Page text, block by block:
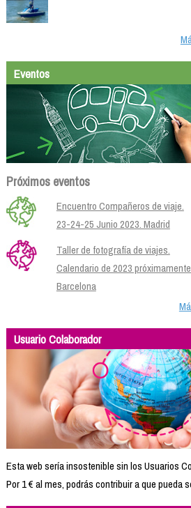
Eventos
Próximos eventos
Encuentro Compañeros de viaje.
23-24-25 Junio 2023. Madrid
Taller de fotografía de viajes.
Calendario de 2023
Barcelona
Usuario Colaborador
Esta web sería insostenible sin los Usuarios
Por 1 € al mes, podrás contribuir a que pueda